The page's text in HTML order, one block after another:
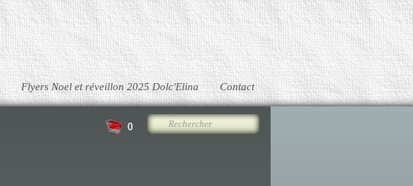
Flyers Noel et réveillon 2025 Dolc'Elina Contact
0